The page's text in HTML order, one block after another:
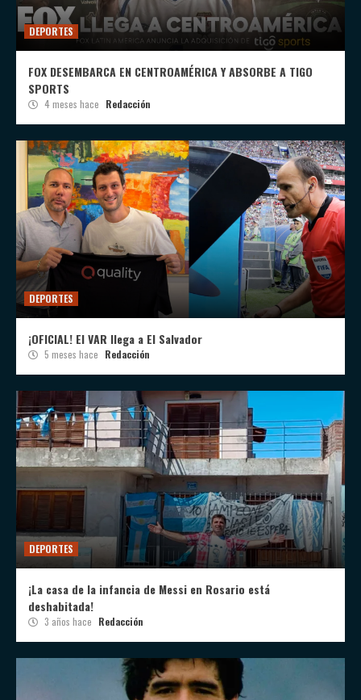
DEPORTES
FOX DESEMBARCA EN CENTROAMÉRICA Y ABSORBE A TIGO
SPORTS
4 meses hace Redacción
DEPORTES
¡OFICIAL! El VAR llega a El Salvador
5 meses hace Redacción
DEPORTES
¡La casa de la infancia de Messi en Rosario está
deshabitada!
3 años hace Redacción